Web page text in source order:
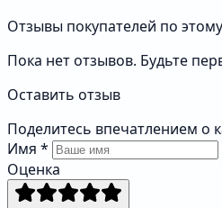
Отзывы покупателей по
Пока нет отзывов. Будьте
Оставить отзыв
Поделитесь впечатлением о
Имя *
Оценка